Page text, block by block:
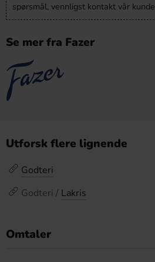
spørsmål, vennligst kontakt vår
Se mer fra Fazer
Utforsk flere lignende
Godteri
Godteri / Lakris
Omtaler